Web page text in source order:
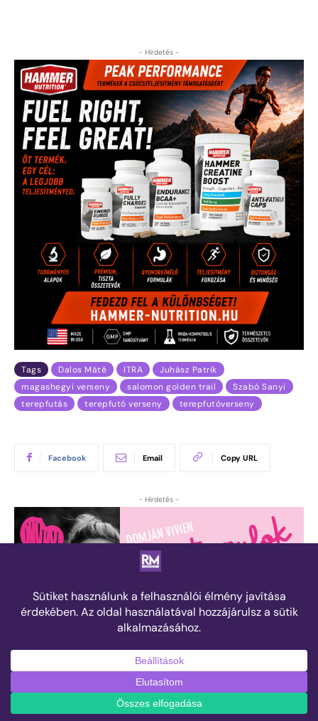
- Hirdetés -
Tags Dalos Máté ITRA
Juhász Patrik
magashegyi verseny
salomon golden trail
Szabó Sanyi
terepfutás
terepfutó verseny terepfutóverseny
Facebook Email Copy URL
- Hirdetés -